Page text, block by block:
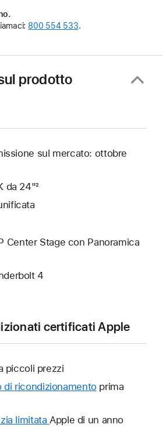
800 554 533.
prodotto
sul mercato: ottobre
da 24"²
Center Stage con Panoramica
4
certificati Apple
piccoli prezzi
di ricondizionamentoprima
limitataVerrà
Apple di un anno